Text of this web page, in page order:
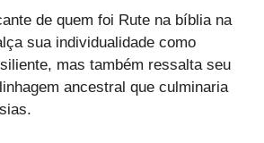
de quem foi Rute na bíblia na
sua individualidade como
mas também ressalta seu
ancestral que culminaria